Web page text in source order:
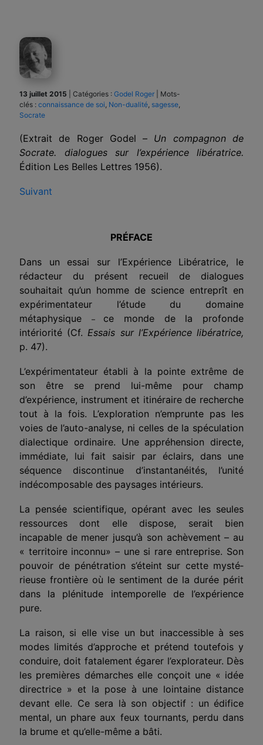
13 juillet 2015 Catégories : Godel Roger
Mots-
clés : connaissance de soi Non-dualité sagesse
Socrate
(Extrait de Roger Godel – Un compagnon de
Socrate. dialogues sur l’expérience libératrice.
Édition Les Belles Lettres 1956).
Suivant
PRÉFACE
Dans un essai sur l’Expérience Libératrice, le
rédacteur du présent recueil de dialogues
souhaitait qu’un homme de science entreprît en
expérimentateur l’étude du domaine
métaphysique
– ce monde de la profonde
intériorité (Cf. Essais sur l’Expérience libératrice,
p. 47).
L’expérimentateur établi à la pointe extrême de
son être se prend lui-même pour champ
d’expérience, instrument et itinéraire de recherche
tout à la fois. L’exploration n’em­prunte pas les
voies de l’auto-analyse, ni celles de la spécu­lation
dialectique ordinaire. Une appréhension directe,
immé­diate, lui fait saisir par éclairs, dans une
séquence discontinue d’instantanéités, l’unité
indécomposable des paysages inté­rieurs.
La pensée scientifique, opérant avec les seules
ressources dont elle dispose, serait bien
incapable de mener jusqu’à son achèvement – au
« territoire inconnu» – une si rare entreprise. Son
pouvoir de pénétration s’éteint sur cette mysté­
rieuse frontière où le sentiment de la durée périt
dans la plénitude intemporelle de l’expérience
pure.
La raison, si elle vise un but inaccessible à ses
modes limités d’approche et prétend toutefois y
conduire, doit fatalement égarer l’explorateur. Dès
les premières démarches elle conçoit une « idée
directrice » et la pose à une lointaine distance
devant elle. Ce sera là son objectif : un édifice
mental, un phare aux feux tournants, perdu dans
la brume et qu’elle-même a bâti.